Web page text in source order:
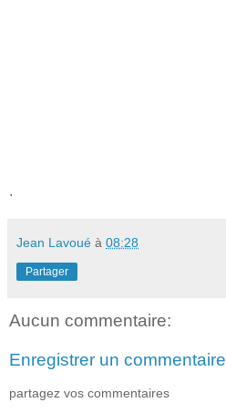
.
Jean Lavoué à 08:28
Partager
Aucun commentaire:
Enregistrer un commentaire
partagez vos commentaires